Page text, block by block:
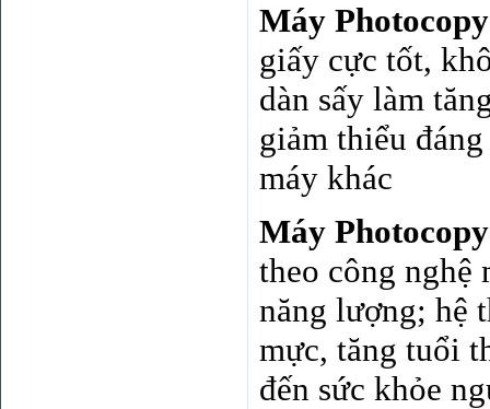
Máy
giấy cực tốt,
dàn sấy làm
giảm thiểu
máy khác
Máy
theo công
năng lượng; hệ
mực, tăng tuổi
đến sức khỏe